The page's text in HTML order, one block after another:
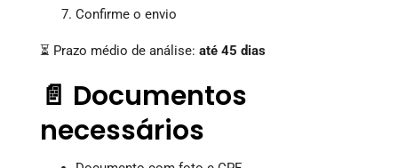
Confirme o envio
⏳ Prazo médio de análise: até 45 dias
📄 Documentos
necessários